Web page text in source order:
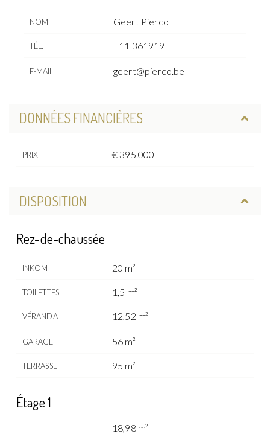
NOM Geert Pierco
TÉL. +11 361919
E-MAIL geert@pierco.be
DONNÉES FINANCIÈRES
PRIX € 395.000
DISPOSITION
Rez-de-chaussée
INKOM 20 m²
TOILETTES 1,5 m²
VÉRANDA 12,52 m²
GARAGE 56 m²
TERRASSE 95 m²
Étage 1
18,98 m²